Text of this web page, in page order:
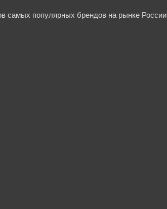
самых популярных брендов на рынке России